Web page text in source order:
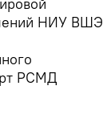
НИУ ВШЭ
РСМД